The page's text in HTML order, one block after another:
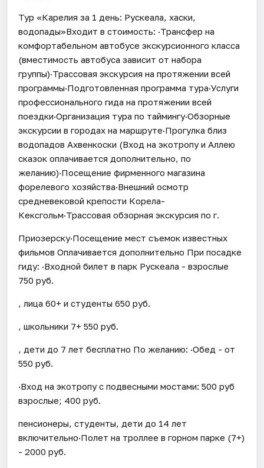
Тур «Карелия за 1 день: Рускеала, хаски,
водопады»Входит в стоимость: ·Трансфер на
комфортабельном автобусе экскурсионного класса
(вместимость автобуса зависит от набора
группы)·Трассовая экскурсия на протяжении всей
программы·Подготовленная программа тура·Услуги
профессионального гида на протяжении всей
поездки·Организация тура по таймингу·Обзорные
экскурсии в городах на маршруте·Прогулка близ
водопадов Ахвенкоски (Вход на экотропу и Аллею
сказок оплачивается дополнительно, по
желанию)·Посещение фирменного магазина
форелевого хозяйства·Внешний осмотр
средневековой крепости Корела-
Кексгольм·Трассовая обзорная экскурсия по г.
Приозерску·Посещение мест съемок известных
фильмов Оплачивается дополнительно При посадке
гиду: ·Входной билет в парк Рускеала - взрослые
750 руб.
, лица 60+ и студенты 650 руб.
, школьники 7+ 550 руб.
, дети до 7 лет бесплатно По желанию: ·Обед - от
550 руб.
·Вход на экотропу с подвесными мостами: 500 руб
взрослые; 400 руб.
пенсионеры, студенты, дети до 14 лет
включительно·Полет на троллее в горном парке (7+)
- 2000 руб.